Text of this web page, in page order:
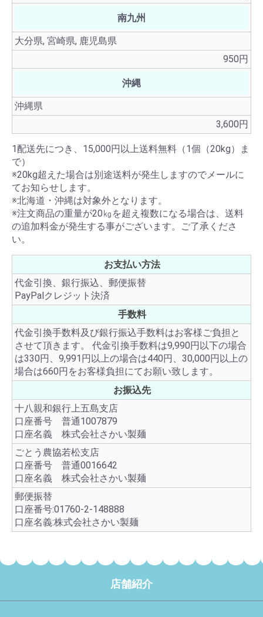
南九州
大分県, 宮崎県, 鹿児島県
950円
沖縄
沖縄県
3,600円
1配送先につき、15,000円以上送料無料（1個（20kg）ま
で）
※20kg超えた場合は別途送料が発生しますのでメールに
てお知らせします。
※北海道・沖縄は対象外となります。
※注文商品の重量が20㎏を超え複数になる場合は、送料
の追加料金が発生する事がございます。ご了承くださ
い。
お支払い方法
代金引換、銀行振込、郵便振替
PayPalクレジット決済
手数料
代金引換手数料及び銀行振込手数料はお客様ご負担と
させて頂きます。 代金引換手数料は9,990円以下の場合
は330円、9,991円以上の場合は440円、30,000円以上の
場合は660円をお客様負担にてお願い致します。
お振込先
十八親和銀行上五島支店
口座番号 普通1007879
口座名義 株式会社さかい製麺
ごとう農協若松支店
口座番号 普通0016642
口座名義 株式会社さかい製麺
郵便振替
口座番号:01760-2-148888
口座名義:株式会社さかい製麺
店舗紹介